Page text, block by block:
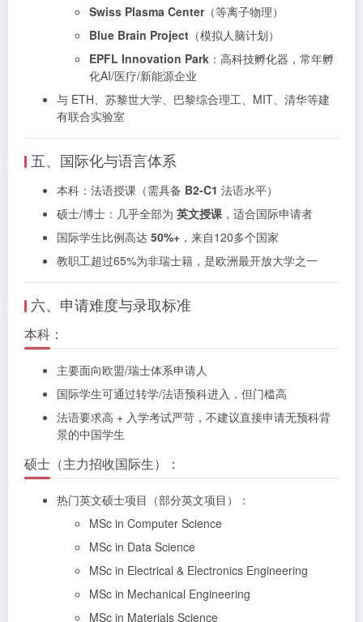
Swiss Plasma Center（等离子物理）
Blue Brain Project （模拟人脑计划）
EPFL Innovation Park ：高科技孵化器，常年孵
化AI/医疗/新能源企业
与 ETH、苏黎世大学、巴黎综合理工、MIT、清华等建
有联合实验室
五、国际化与语言体系
本科：法语授课（需具备 B2-C1 法语水平）
硕士/博士：几乎全部为 英文授课 ，适合国际申请者
国际学生比例高达 50%+ ，来自120多个国家
教职工超过65%为非瑞士籍，是欧洲最开放大学之一
六、申请难度与录取标准
本科：
主要面向欧盟/瑞士体系申请人
国际学生可通过转学/法语预科进入，但门槛高
法语要求高 + 入学考试严苛，不建议直接申请无预科背
景的中国学生
硕士（主力招收国际生）：
热门英文硕士项目（部分英文项目）：
MSc in Computer Science
MSc in Data Science
MSc in Electrical & Electronics Engineering
MSc in Mechanical Engineering
MSc in Materials Science